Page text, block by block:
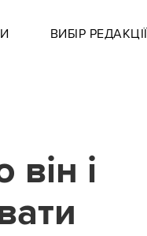
ВИБІР РЕДАКЦІЇ
і